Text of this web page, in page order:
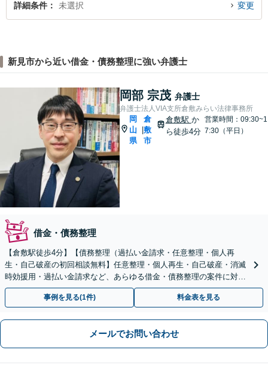
詳細条件 未選択 変更
新見市から近い借金・債務整理に強い弁護士
岡部 宗茂 弁護士
弁護士法人VIA支所倉敷みらい法律事務所
岡
山
県
倉
敷
市
倉敷駅 か
ら徒歩4分
営業時間：09:30~1
7:30（平日）
借金・債務整理
【倉敷駅徒歩4分】【債務整理（過払い金請求・任意整理・個人再
生・自己破産の初回相談無料】任意整理・個人再生・自己破産・消滅
時効援用・過払い金請求など、あらゆる借金・債務整理の案件に対応
可能です。
事例を見る(1件) 料金表を見る
メールでお問い合わせ